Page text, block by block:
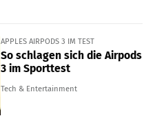
APPLES AIRPODS 3 IM TEST
So schlagen sich die Airpods
3 im Sporttest
Tech & Entertainment